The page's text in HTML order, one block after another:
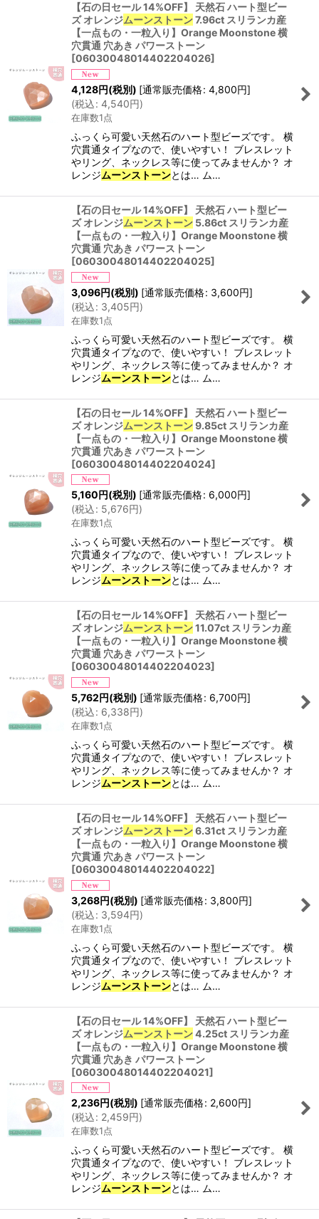
【石の日セール 14%OFF】 天然石 ハート型ビー
ズ オレンジムーンストーン7.96ct スリランカ産
【一点もの・一粒入り】Orange Moonstone 横
穴貫通 穴あき パワーストーン
[06030048014402204026]
4,128円(税別) [通常販売価格: 4,800円]
(税込: 4,540円)
在庫数1点
ふっくら可愛い天然石のハート型ビーズです。 横
穴貫通タイプなので、使いやすい！ ブレスレット
やリング、ネックレス等に使ってみませんか？ オ
レンジムーンストーンとは… ム…
【石の日セール 14%OFF】 天然石 ハート型ビー
ズ オレンジムーンストーン 5.86ct スリランカ産
【一点もの・一粒入り】Orange Moonstone 横
穴貫通 穴あき パワーストーン
[06030048014402204025]
3,096円(税別) [通常販売価格: 3,600円]
(税込: 3,405円)
在庫数1点
ふっくら可愛い天然石のハート型ビーズです。 横
穴貫通タイプなので、使いやすい！ ブレスレット
やリング、ネックレス等に使ってみませんか？ オ
レンジムーンストーンとは… ム…
【石の日セール 14%OFF】 天然石 ハート型ビー
ズ オレンジムーンストーン9.85ct スリランカ産
【一点もの・一粒入り】Orange Moonstone 横
穴貫通 穴あき パワーストーン
[06030048014402204024]
5,160円(税別) [通常販売価格: 6,000円]
(税込: 5,676円)
在庫数1点
ふっくら可愛い天然石のハート型ビーズです。 横
穴貫通タイプなので、使いやすい！ ブレスレット
やリング、ネックレス等に使ってみませんか？ オ
レンジムーンストーンとは… ム…
【石の日セール 14%OFF】 天然石 ハート型ビー
ズ オレンジムーンストーン11.07ct スリランカ産
【一点もの・一粒入り】Orange Moonstone 横
穴貫通 穴あき パワーストーン
[06030048014402204023]
5,762円(税別) [通常販売価格: 6,700円]
(税込: 6,338円)
在庫数1点
ふっくら可愛い天然石のハート型ビーズです。 横
穴貫通タイプなので、使いやすい！ ブレスレット
やリング、ネックレス等に使ってみませんか？ オ
レンジムーンストーンとは… ム…
【石の日セール 14%OFF】 天然石 ハート型ビー
ズ オレンジムーンストーン6.31ct スリランカ産
【一点もの・一粒入り】Orange Moonstone 横
穴貫通 穴あき パワーストーン
[06030048014402204022]
3,268円(税別) [通常販売価格: 3,800円]
(税込: 3,594円)
在庫数1点
ふっくら可愛い天然石のハート型ビーズです。 横
穴貫通タイプなので、使いやすい！ ブレスレット
やリング、ネックレス等に使ってみませんか？ オ
レンジムーンストーンとは… ム…
【石の日セール 14%OFF】 天然石 ハート型ビー
ズ オレンジムーンストーン4.25ct スリランカ産
【一点もの・一粒入り】Orange Moonstone 横
穴貫通 穴あき パワーストーン
[06030048014402204021]
2,236円(税別) [通常販売価格: 2,600円]
(税込: 2,459円)
在庫数1点
ふっくら可愛い天然石のハート型ビーズです。 横
穴貫通タイプなので、使いやすい！ ブレスレット
やリング、ネックレス等に使ってみませんか？ オ
レンジムーンストーンとは… ム…